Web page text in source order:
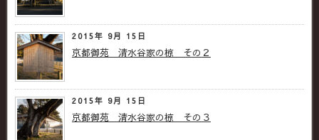
2015年 9月 15日
京都御苑 清水谷家の椋 その２
2015年 9月 15日
京都御苑 清水谷家の椋 その３